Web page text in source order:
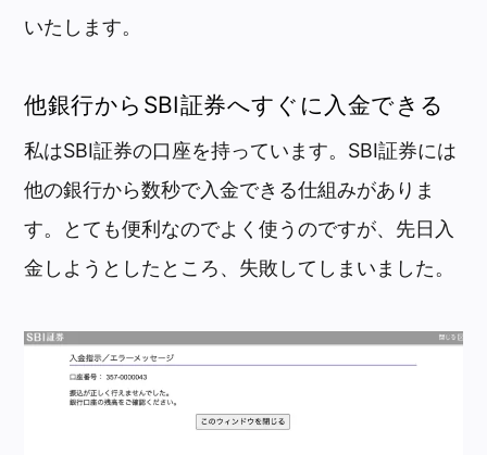
いたします。
他銀行からSBI証券へすぐに入金できる
私はSBI証券の口座を持っています。SBI証券には
他の銀行から数秒で入金できる仕組みがありま
す。とても便利なのでよく使うのですが、先日入
金しようとしたところ、失敗してしまいました。